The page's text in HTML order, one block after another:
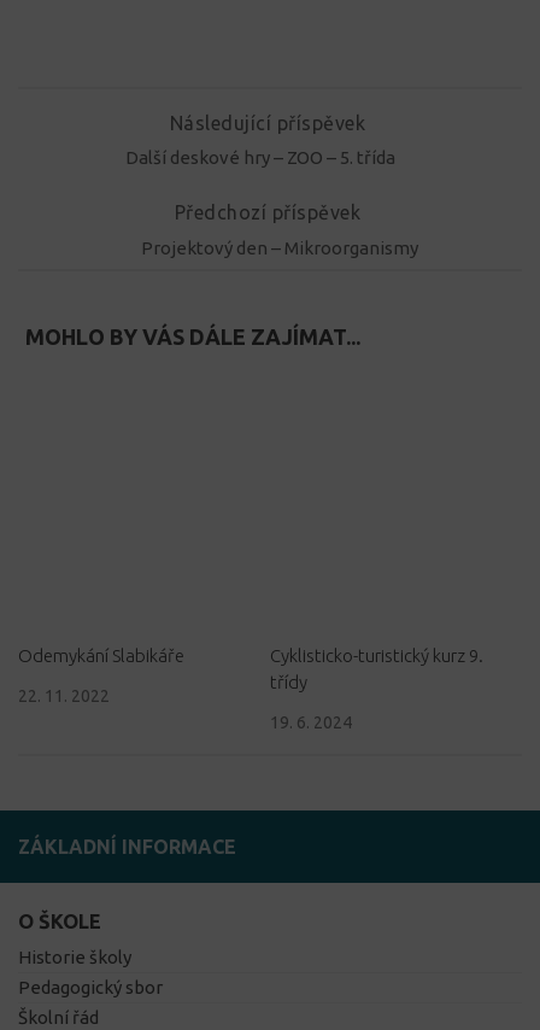
Následující příspěvek
Další deskové hry – ZOO – 5. třída
Předchozí příspěvek
Projektový den – Mikroorganismy
MOHLO BY VÁS DÁLE ZAJÍMAT...
Odemykání Slabikáře
22. 11. 2022
Cyklisticko-turistický kurz 9.
třídy
19. 6. 2024
ZÁKLADNÍ INFORMACE
O ŠKOLE
Historie školy
Pedagogický sbor
Školní řád